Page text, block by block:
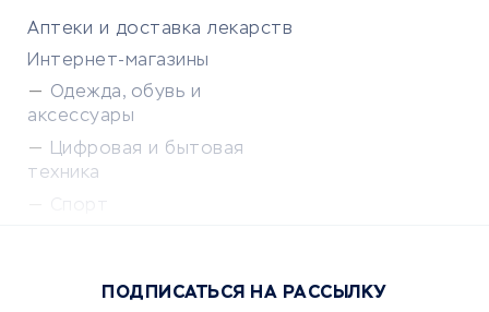
Аптеки и доставка лекарств
Интернет-магазины
Одежда, обувь и
аксессуары
Цифровая и бытовая
техника
Сервисы доставки
ПОДПИСАТЬСЯ НА РАССЫЛКУ